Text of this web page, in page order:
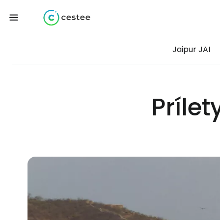
Jaipur JAI